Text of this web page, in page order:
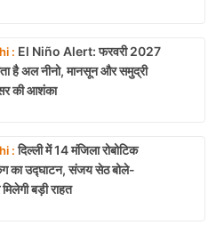
: El Niño Alert: फरवरी 2027
है अल नीनो, मानसून और समुद्री
की आशंका
:दिल्ली में 14 मंजिला रोबोटिक
का उद्घाटन, संजय सेठ बोले-
बड़ी राहत